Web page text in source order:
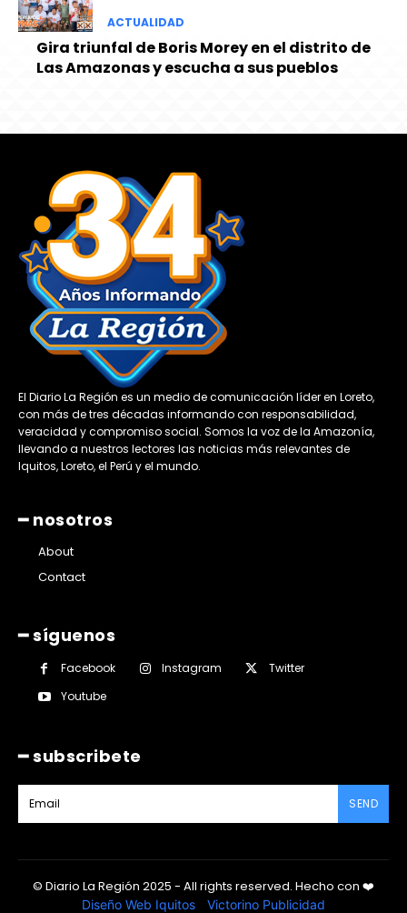
ACTUALIDAD
Gira triunfal de Boris Morey en el distrito de
Las Amazonas y escucha a sus pueblos
El Diario La Región es un medio de comunicación líder en Loreto,
con más de tres décadas informando con responsabilidad,
veracidad y compromiso social. Somos la voz de la Amazonía,
llevando a nuestros lectores las noticias más relevantes de
Iquitos, Loreto, el Perú y el mundo.
━ nosotros
About
Contact
━ síguenos
Facebook Instagram
Twitter
Youtube
━ subscribete
SEND
© Diario La Región 2025 - All rights reserved. Hecho con ❤️
Diseño Web Iquitos Victorino Publicidad